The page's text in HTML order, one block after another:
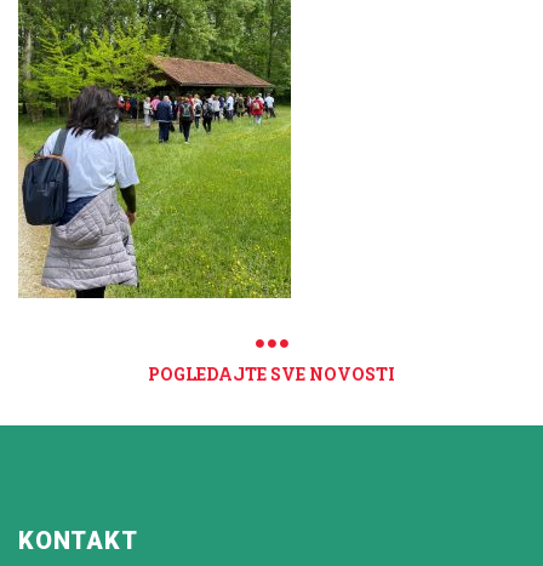
POGLEDAJTE SVE NOVOSTI
KONTAKT